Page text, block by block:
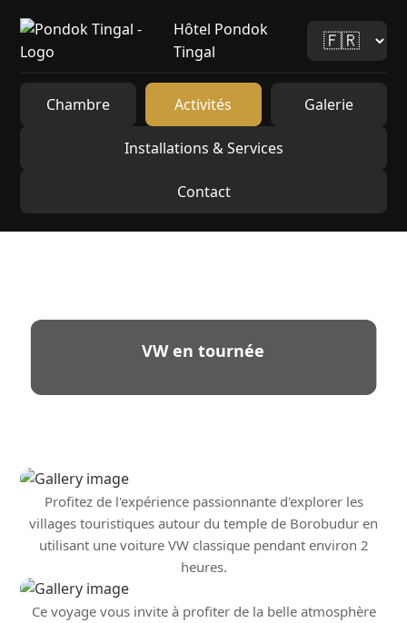
Hôtel Pondok
Tingal
Chambre Activités Galerie
Installations & Services
Contact
VW en tournée
Profitez de l'expérience passionnante d'explorer les
villages touristiques autour du temple de Borobudur en
utilisant une voiture VW classique pendant environ 2
heures.
Ce voyage vous invite à profiter de la belle atmosphère